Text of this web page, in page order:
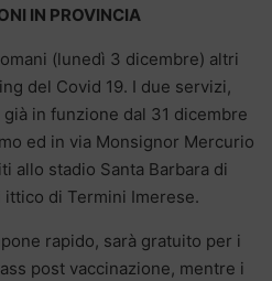
IN PROVINCIA
(lunedì 3 dicembre) altri
del Covid 19. I due servizi,
in funzione dal 31 dicembre
ed in via Monsignor Mercurio
allo stadio Santa Barbara di
ittico di Termini Imerese.
rapido, sarà gratuito per i
post vaccinazione, mentre i